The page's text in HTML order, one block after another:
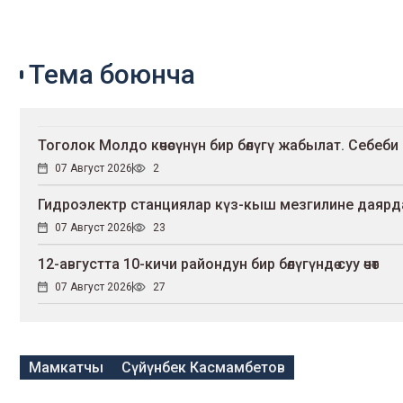
Тема боюнча
Тоголок Молдо көчөсүнүн бир бөлүгү жабылат. Себеби
07 Август 2026 2
Гидроэлектр станциялар күз-кыш мезгилине
07 Август 2026 23
12-августта 10-кичи райондун бир бөлүгүндө суу өчөт
07 Август 2026 27
Мамкатчы Сүйүнбек Касмамбетов